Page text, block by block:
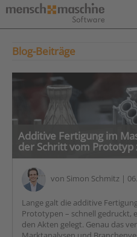
Blog-Beiträge
Additive Fertigung im
der Schritt vom
von Simon Schmitz |
Lange galt die additive
Prototypen – schnell gedruckt,
den Akten gelegt. Genau das